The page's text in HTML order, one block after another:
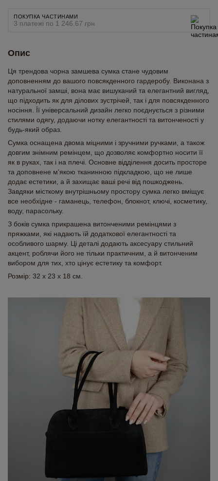
ПОКУПКА ЧАСТИНАМИ
3 платежі по 1 246.67 грн
Опис
Ця трендова чорна замшева сумка стане чудовим
доповненням до вашого повсякденного гардеробу. Виконана з
натуральної замші, вона має вишуканий та елегантний вигляд,
що підходить як для ділових зустрічей, так і для повсякденного
носіння. Її універсальний дизайн легко поєднується з різними
стилями одягу, додаючи нотку елегантності та витонченості у
будь-який образ.
Сумка оснащена двома міцними і зручними ручками, а також
довгим знімним ремінцем, що дозволяє комфортно носити її
як в руках, так і на плечі. Основне відділення досить просторе
та доповнене м'якою тканинною підкладкою, що не лише
додає естетики, а й захищає ваші речі від пошкоджень.
Завдяки місткому внутрішньому простору сумка легко вміщує
все необхідне - гаманець, телефон, блокнот, ключі, косметику,
воду, парасольку.
З боків сумка прикрашена витонченими ремінцями з
пряжками, які надають їй додаткової елегантності та
особливого шарму. Ці деталі додають аксесуару стильний
акцент, роблячи його не тільки практичним, а й витонченим
вибором для тих, хто цінує естетику та комфорт.
Розмір: 32 x 23 x 18 см.